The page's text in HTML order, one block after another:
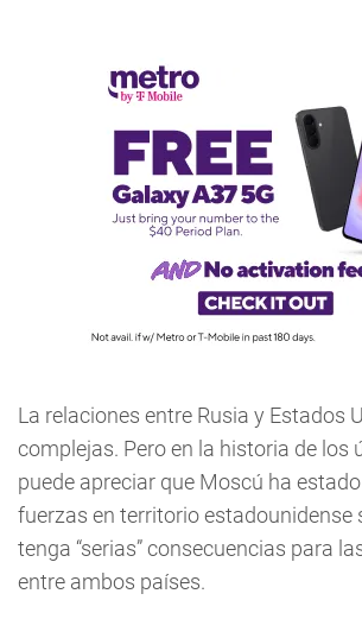
La relaciones entre Rusia y Estados
complejas. Pero en la historia de los
puede apreciar que Moscú ha
fuerzas en territorio estadounidense
tenga “serias” consecuencias para
entre ambos países.